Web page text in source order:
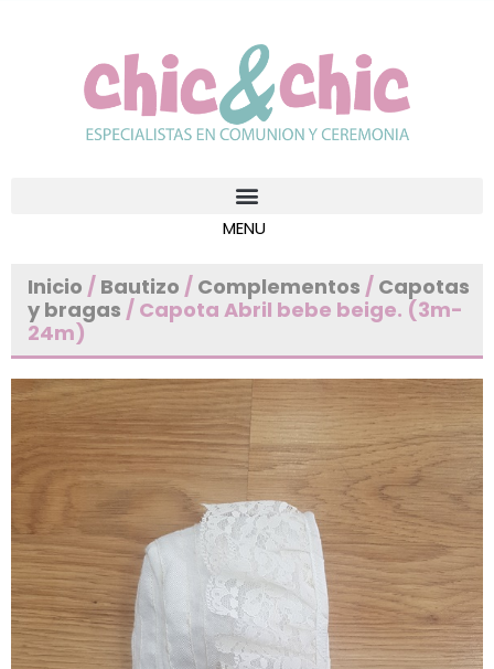
Inicio / Bautizo / Complementos / Capotas
y bragas / Capota Abril bebe beige. (3m-
24m)